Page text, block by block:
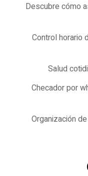
Descubre cómo
Control horario
Salud
Checador por
Organización